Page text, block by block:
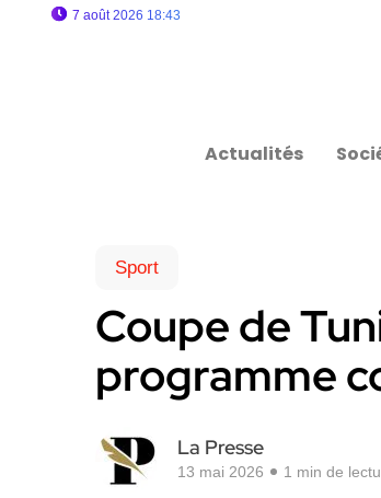
7 août 2026 18:43
Actualités
Sport
Coupe de
programme
La Presse
13 mai 2026 1 min de